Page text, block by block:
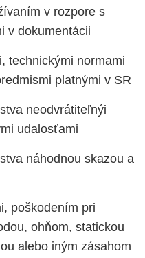
v rozpore s
v dokumentácii
technickými normami
platnými v SR
neodvrátiteľnýi
udalosťami
náhodnou skazou a
poškodením pri
ohňom, statickou
alebo iným zásahom